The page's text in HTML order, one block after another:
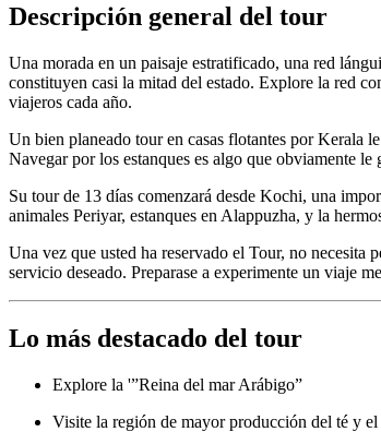
Descripción general del tour
Una morada en un paisaje estratificado, una red
constituyen casi la mitad del estado. Explore la red
viajeros cada año.
Un bien planeado tour en casas flotantes por Kerala
Navegar por los estanques es algo que obviamente le
Su tour de 13 días comenzará desde Kochi, una
animales Periyar, estanques en Alappuzha, y la
Una vez que usted ha reservado el Tour, no necesita
servicio deseado. Preparase a experimente un viaje
Lo más destacado del tour
Explore la '”Reina del mar Arábigo”
Visite la región de mayor producción del té y